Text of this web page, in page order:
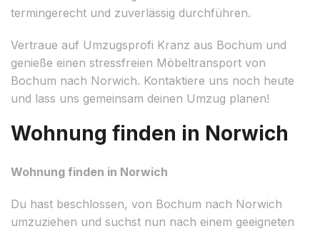
termingerecht und zuverlässig durchführen.
Vertraue auf Umzugsprofi Kranz aus Bochum und
genieße einen stressfreien Möbeltransport von
Bochum nach Norwich. Kontaktiere uns noch heute
und lass uns gemeinsam deinen Umzug planen!
Wohnung finden in Norwich
Wohnung finden in Norwich
Du hast beschlossen, von Bochum nach Norwich
umzuziehen und suchst nun nach einem geeigneten